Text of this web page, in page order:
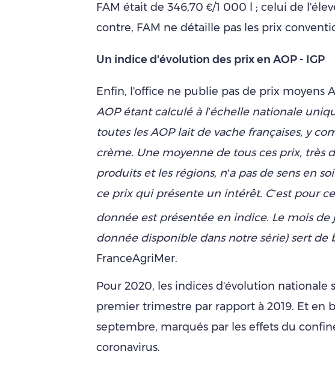
FAM était de 346,70 €/1 000 l ; celui de
contre, FAM ne détaille pas les prix
Un indice d'évolution des prix en AOP - IGP
Enfin, l'office ne publie pas de prix moyens
AOP étant calculé à l’échelle nationale
toutes les AOP lait de vache françaises, y
crème. Une moyenne de tous ces prix, très
produits et les régions, n’a pas de sens en
ce prix qui présente un intérêt. C’est pour
donnée est présentée en indice. Le mois de
donnée disponible dans notre série) sert de
FranceAgriMer.
Pour 2020, les indices d'évolution nationale
premier trimestre par rapport à 2019. Et en
septembre, marqués par les effets du
coronavirus.